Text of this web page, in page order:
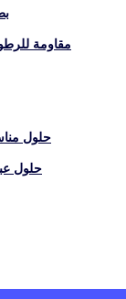
مقاومة
حلول
حلول